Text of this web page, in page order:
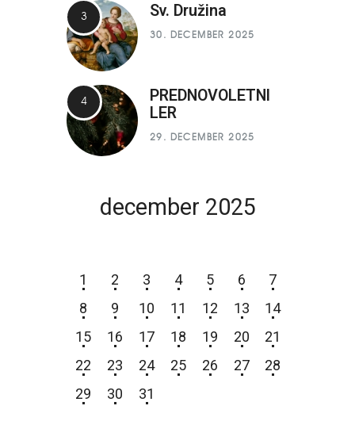
Sv. Družina
30. DECEMBER 2025
PREDNOVOLETNI
LER
29. DECEMBER 2025
december 2025
1
2 3 4 5 6
7
8
9 10 11 12 13
14
15
16 17 18 19 20
21
22
23 24 25 26 27
28
29
30 31